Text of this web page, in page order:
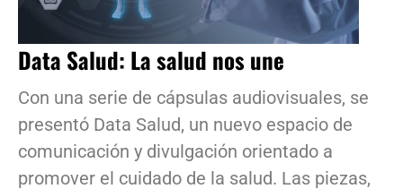
Data Salud: La salud nos une
Con una serie de cápsulas audiovisuales, se
presentó Data Salud, un nuevo espacio de
comunicación y divulgación orientado a
promover el cuidado de la salud. Las piezas,